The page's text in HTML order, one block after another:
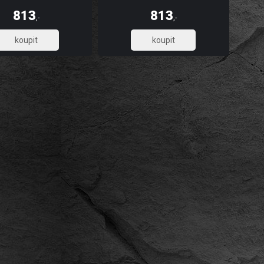
tisku. Skládá se ze 2 pruhů.
813,-
671,90
digitálnímu tisku. Skládá se ze 2 pruhů.
813,-
671,90